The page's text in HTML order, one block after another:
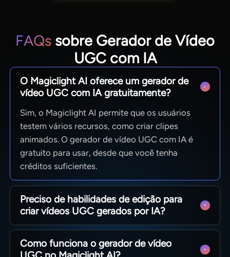
FAQs sobre Gerador de Vídeo
UGC com IA
O Magiclight AI oferece um gerador de
vídeo UGC com IA gratuitamente?
Sim, o Magiclight AI permite que os usuários
testem vários recursos, como criar clipes
animados. O gerador de vídeo UGC com IA é
gratuito para usar, desde que você tenha
créditos suficientes.
Preciso de habilidades de edição para
criar vídeos UGC gerados por IA?
Não, habilidades de edição não são necessárias.
Seus prompts simples, modelos e guias ajudam
Como funciona o gerador de vídeo